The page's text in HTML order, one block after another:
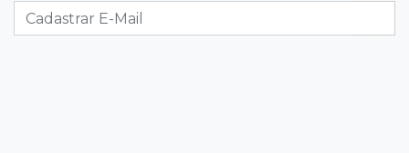
autorização é alvo da PF